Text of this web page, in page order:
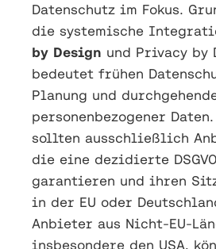
Datenschutz im Fokus.
die systemische
by Design und Privacy by
bedeutet frühen
Planung und
personenbezogener
sollten ausschließlich
die eine dezidierte
garantieren und ihren
in der EU oder
Anbieter aus Nicht-EU-
insbesondere den USA,